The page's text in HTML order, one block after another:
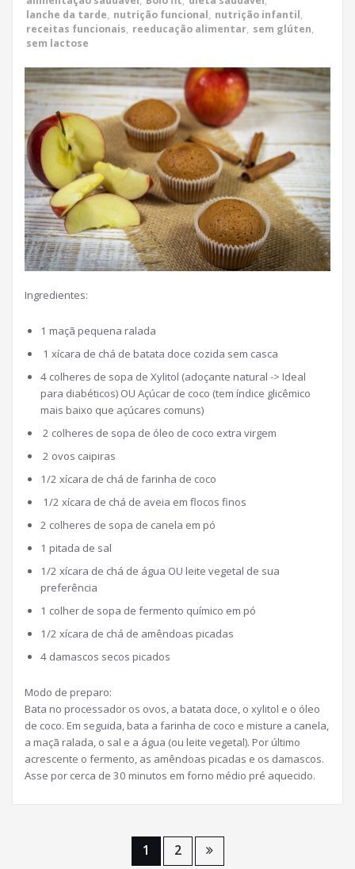
lanche da tarde, nutrição funcional, nutrição infantil,
receitas funcionais, reeducação alimentar, sem glúten,
sem lactose
Ingredientes:
1 maçã pequena ralada
1 xícara de chá de batata doce cozida sem casca
4 colheres de sopa de Xylitol (adoçante natural -> Ideal
para diabéticos) OU Açúcar de coco (tem índice glicêmico
mais baixo que açúcares comuns)
2 colheres de sopa de óleo de coco extra virgem
2 ovos caipiras
1/2 xícara de chá de farinha de coco
1/2 xícara de chá de aveia em flocos finos
2 colheres de sopa de canela em pó
1 pitada de sal
1/2 xícara de chá de água OU leite vegetal de sua
preferência
1 colher de sopa de fermento químico em pó
1/2 xícara de chá de amêndoas picadas
4 damascos secos picados
Modo de preparo:
Bata no processador os ovos, a batata doce, o xylitol e o óleo
de coco. Em seguida, bata a farinha de coco e misture a canela,
a maçã ralada, o sal e a água (ou leite vegetal). Por último
acrescente o fermento, as amêndoas picadas e os damascos.
Asse por cerca de 30 minutos em forno médio pré aquecido.
1 2